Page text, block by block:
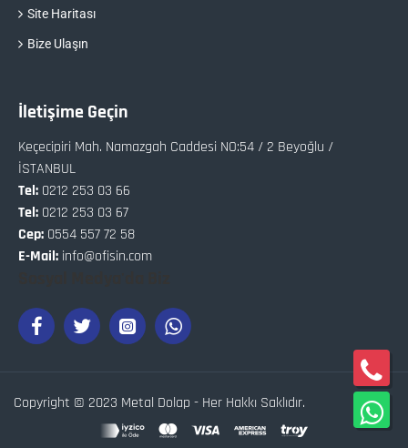
Site Haritası
Bize Ulaşın
İletişime Geçin
Keçecipiri Mah. Namazgah Caddesi NO:54 / 2 Beyoğlu /
İSTANBUL
Tel: 0212 253 03 66
Tel: 0212 253 03 67
Cep: 0554 557 72 58
E-Mail: info@ofisin.com
Copyright © 2023 Metal Dolap - Her Hakkı Saklıdır.